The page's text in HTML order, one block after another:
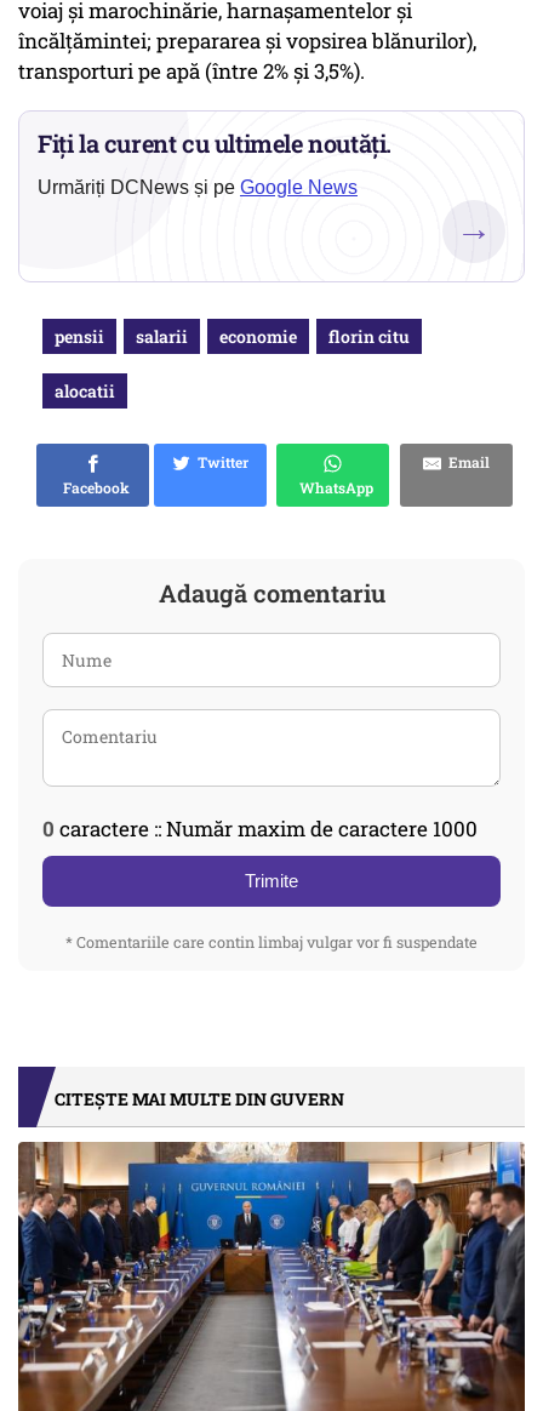
voiaj şi marochinărie, harnaşamentelor şi
încălţămintei; prepararea şi vopsirea blănurilor),
transporturi pe apă (între 2% şi 3,5%).
Fiți la curent cu ultimele noutăți.
Urmăriți DCNews și pe Google News
→
pensii salarii economie florin citu
alocatii
Facebook
Twitter
WhatsApp
Email
Adaugă comentariu
0 caractere :: Număr maxim de caractere 1000
Trimite
* Comentariile care contin limbaj vulgar vor fi suspendate
CITEȘTE MAI MULTE DIN GUVERN